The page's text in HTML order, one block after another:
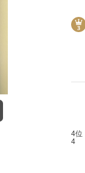
4位
4